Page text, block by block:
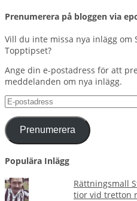
Prenumerera på bloggen via
Vill du inte missa nya inlägg om
Topptipset?
Ange din e-postadress för att
meddelanden om nya inlägg.
E-
postadress
Prenumerera
Populära Inlägg
Rättningsmall
tior vid tretton